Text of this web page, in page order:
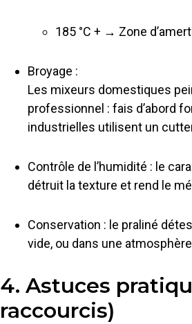
185 °C + → Zone
Broyage :
Les mixeurs domestiques
professionnel : fais d’abord
industrielles utilisent un
Contrôle de l’humidité : le
détruit la texture et rend le
Conservation : le praliné
vide, ou dans une
4. Astuces
raccourcis)